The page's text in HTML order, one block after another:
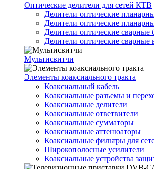
Оптические делители для сетей КТВ
Делители оптические
Делители оптические
Делители оптические сварные
Делители оптические сварные
Мультисвитчи
Элементы коаксиального тракта
Коаксиальный кабель
Коаксиальные разъемы и
Коаксиальные делители
Коаксиальные ответвители
Коаксиальные сумматоры
Коаксиальные аттенюаторы
Коаксиальные фильтры для
Широкополосные усилители
Коаксиальные устройства